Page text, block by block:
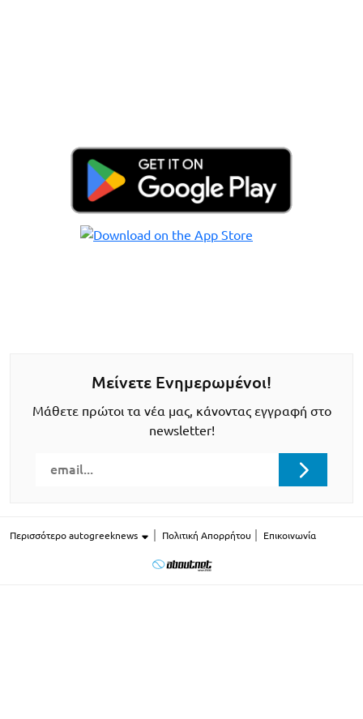
Μείνετε Ενημερωμένοι!
Μάθετε πρώτοι τα νέα μας, κάνοντας εγγραφή στο
newsletter!
Περισσότερο autogreeknews Πολιτική Απορρήτου Επικοινωνία